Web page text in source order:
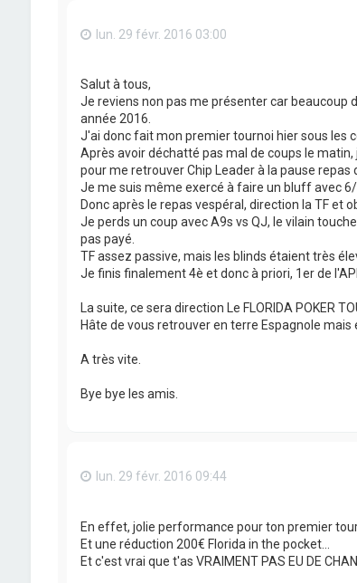
lun. 29 févr. 2016 03:00
Salut à tous,
Je reviens non pas me présenter car beaucoup
année 2016.
J'ai donc fait mon premier tournoi hier sous les
Après avoir déchatté pas mal de coups le
pour me retrouver Chip Leader à la pause repas
Je me suis même exercé à faire un bluff avec
Donc après le repas vespéral, direction la TF et
Je perds un coup avec A9s vs QJ, le vilain
pas payé.
TF assez passive, mais les blinds étaient très
Je finis finalement 4è et donc à priori, 1er de
La suite, ce sera direction Le FLORIDA POKER
Hâte de vous retrouver en terre Espagnole
A très vite.
Bye bye les amis.
lun. 29 févr. 2016 09:44
En effet, jolie performance pour ton premier
Et une réduction 200€ Florida in the pocket...
Et c'est vrai que t'as VRAIMENT PAS EU DE